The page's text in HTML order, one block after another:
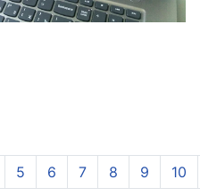
5 6 7 8 9 10